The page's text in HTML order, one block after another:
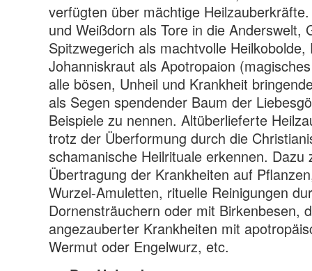
verfügten über mächtige
und Weißdorn als Tore in die Anderswelt,
Spitzwegerich als machtvolle Heilkobolde,
Johanniskraut als Apotropaion
alle bösen, Unheil und Krankheit
als Segen spendender Baum der
Beispiele zu nennen. Altüberlieferte
trotz der Überformung durch die
schamanische Heilrituale erkennen. Dazu
Übertragung der Krankheiten auf
Wurzel-Amuletten, rituelle Reinigungen
Dornensträuchern oder mit Birkenbesen,
angezauberter Krankheiten mit
Wermut oder Engelwurz, etc.